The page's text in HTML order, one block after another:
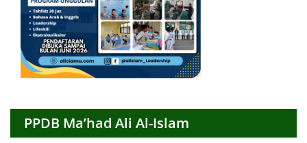
PPDB Ma’had Ali Al-Islam